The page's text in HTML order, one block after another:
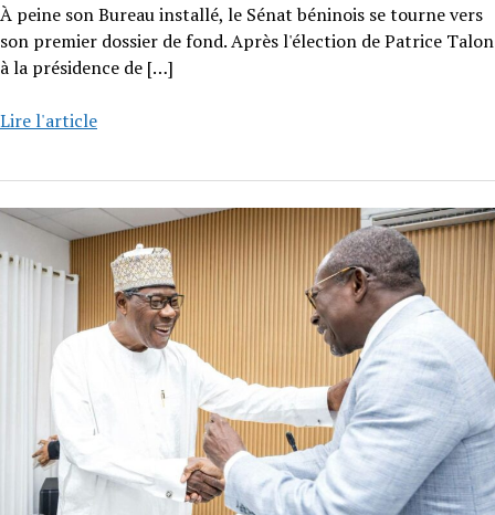
À peine son Bureau installé, le Sénat béninois se tourne vers
son premier dossier de fond. Après l'élection de Patrice Talon
à la présidence de […]
Lire l'article